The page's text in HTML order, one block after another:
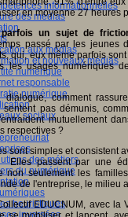
informationnelles
des médias
aux médias
et nouveaux médias
numérique
responsable
numérique
sociaux
des métiers
du numérique
heuristiques
inversées
en moyenne 27 heures
un sujet de
passé par les jeunes
qui, eux même parfois
les usages numériques
dialogue, comment
pas démunis,
mutuellement
respectives ?
sont simples et consistent
Elles passent par une
non seulement les
de l'entreprise, le milieu
EDUCNUM, avec la